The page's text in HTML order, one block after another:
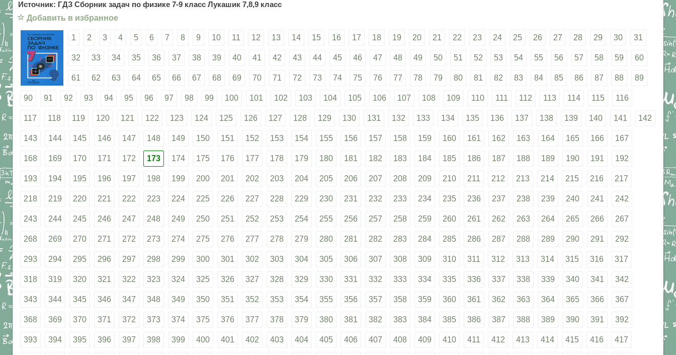
Источник: ГДЗ Сборник задач по физике 7-9 класс Лукашик 7,8,9 класс
☆ Добавить в избранное
1 2 3 4 5 6 7 8 9 10 11 12 13 14 15 16 17 18 19 20 21 22 23 24 25 26 27 28 29 30 31
32 33 34 35 36 37 38 39 40 41 42 43 44 45 46 47 48 49 50 51 52 53 54 55 56 57 58 59 60
61 62 63 64 65 66 67 68 69 70 71 72 73 74 75 76 77 78 79 80 81 82 83 84 85 86 87 88 89
90 91 92 93 94 95 96 97 98 99 100 101 102 103 104 105 106 107 108 109 110 111 112 113 114 115 116
117 118 119 120 121 122 123 124 125 126 127 128 129 130 131 132 133 134 135 136 137 138 139 140 141 142
143 144 145 146 147 148 149 150 151 152 153 154 155 156 157 158 159 160 161 162 163 164 165 166 167
168 169 170 171 172 173 174 175 176 177 178 179 180 181 182 183 184 185 186 187 188 189 190 191 192
193 194 195 196 197 198 199 200 201 202 203 204 205 206 207 208 209 210 211 212 213 214 215 216 217
218 219 220 221 222 223 224 225 226 227 228 229 230 231 232 233 234 235 236 237 238 239 240 241 242
243 244 245 246 247 248 249 250 251 252 253 254 255 256 257 258 259 260 261 262 263 264 265 266 267
268 269 270 271 272 273 274 275 276 277 278 279 280 281 282 283 284 285 286 287 288 289 290 291 292
293 294 295 296 297 298 299 300 301 302 303 304 305 306 307 308 309 310 311 312 313 314 315 316 317
318 319 320 321 322 323 324 325 326 327 328 329 330 331 332 333 334 335 336 337 338 339 340 341 342
343 344 345 346 347 348 349 350 351 352 353 354 355 356 357 358 359 360 361 362 363 364 365 366 367
368 369 370 371 372 373 374 375 376 377 378 379 380 381 382 383 384 385 386 387 388 389 390 391 392
393 394 395 396 397 398 399 400 401 402 403 404 405 406 407 408 409 410 411 412 413 414 415 416 417